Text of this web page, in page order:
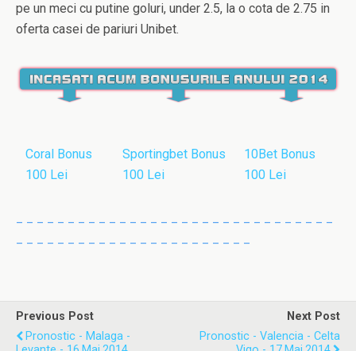
pe un meci cu putine goluri, under 2.5, la o cota de 2.75 in
oferta casei de pariuri Unibet.
Coral Bonus
100 Lei
Sportingbet Bonus
100 Lei
10Bet Bonus
100 Lei
Previous Post
Pronostic - Malaga -
Next Post
Pronostic - Valencia - Celta